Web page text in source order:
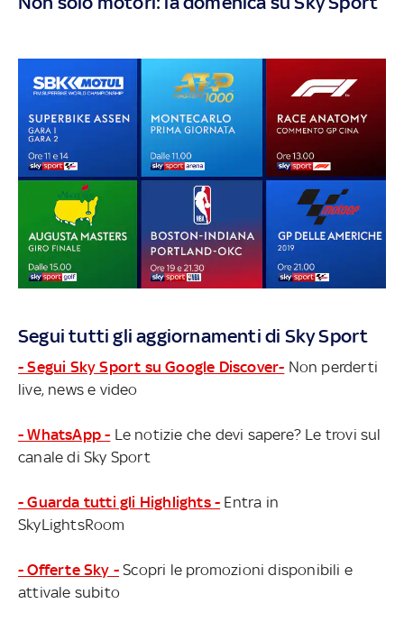
Segui tutti gli aggiornamenti di Sky Sport
- Segui Sky Sport su Google Discover- Non perderti
live, news e video
- WhatsApp - Le notizie che devi sapere? Le trovi sul
canale di Sky Sport
- Guarda tutti gli Highlights - Entra in
SkyLightsRoom
- Offerte Sky - Scopri le promozioni disponibili e
attivale subito